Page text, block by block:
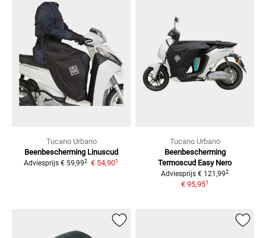
Tucano Urbano
Beenbescherming Linuscud
Adviesprijs € 59,992 € 54,901
Tucano Urbano
Beenbescherming
Termoscud Easy Nero
Adviesprijs € 121,992
€ 95,951